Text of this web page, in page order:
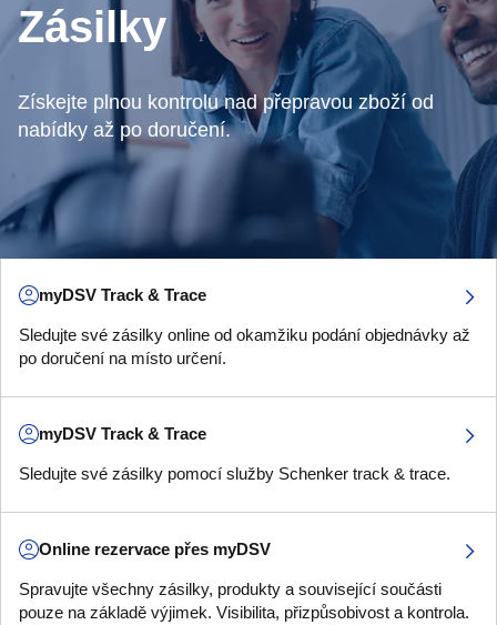
Zásilky
Získejte plnou kontrolu nad přepravou zboží od
nabídky až po doručení.
myDSV Track & Trace
Sledujte své zásilky online od okamžiku podání objednávky až
po doručení na místo určení.
myDSV Track & Trace
Sledujte své zásilky pomocí služby Schenker track & trace.
Online rezervace přes myDSV
Spravujte všechny zásilky, produkty a související součásti
pouze na základě výjimek. Visibilita, přizpůsobivost a kontrola.